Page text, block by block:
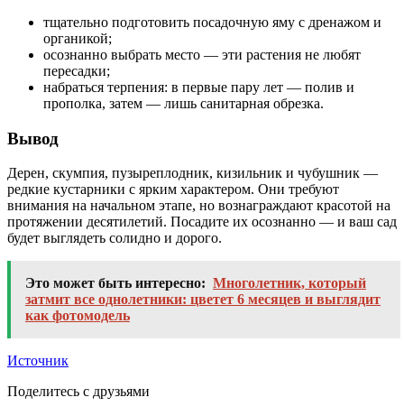
тщательно подготовить посадочную яму с дренажом и
органикой;
осознанно выбрать место — эти растения не любят
пересадки;
набраться терпения: в первые пару лет — полив и
прополка, затем — лишь санитарная обрезка.
Вывод
Дерен, скумпия, пузыреплодник, кизильник и чубушник —
редкие кустарники с ярким характером. Они требуют
внимания на начальном этапе, но вознаграждают красотой на
протяжении десятилетий. Посадите их осознанно — и ваш сад
будет выглядеть солидно и дорого.
Это может быть интересно: Многолетник, который
затмит все однолетники: цветет 6 месяцев и выглядит
как фотомодель
Источник
Поделитесь с друзьями